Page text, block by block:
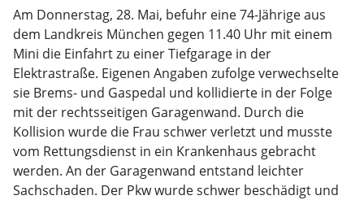
Am Donnerstag, 28. Mai, befuhr eine 74-Jährige aus
dem Landkreis München gegen 11.40 Uhr mit einem
Mini die Einfahrt zu einer Tiefgarage in der
Elektrastraße. Eigenen Angaben zufolge verwechselte
sie Brems- und Gaspedal und kollidierte in der Folge
mit der rechtsseitigen Garagenwand. Durch die
Kollision wurde die Frau schwer verletzt und musste
vom Rettungsdienst in ein Krankenhaus gebracht
werden. An der Garagenwand entstand leichter
Sachschaden. Der Pkw wurde schwer beschädigt und